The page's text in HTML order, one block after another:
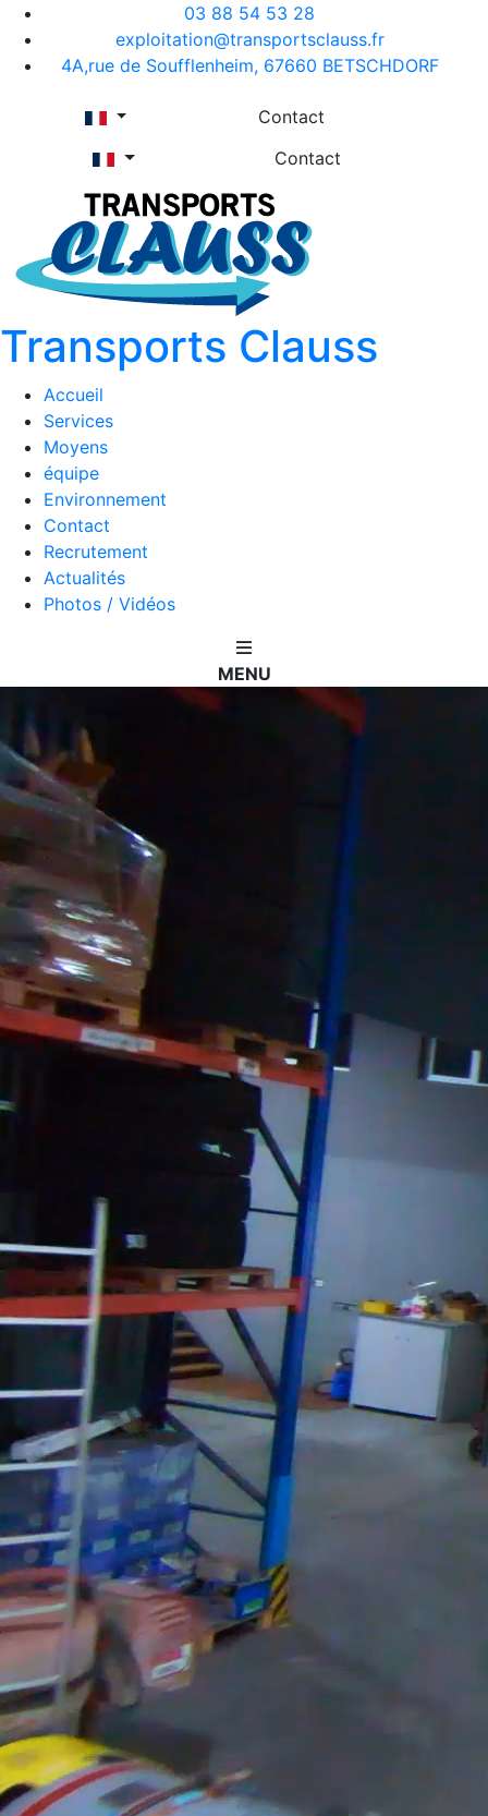
03 88 54 53 28
exploitation@transportsclauss.fr
4A,rue de Soufflenheim, 67660 BETSCHDORF
Contact
Contact
Transports Clauss
Accueil
Services
Moyens
équipe
Environnement
Contact
Recrutement
Actualités
Photos / Vidéos
MENU